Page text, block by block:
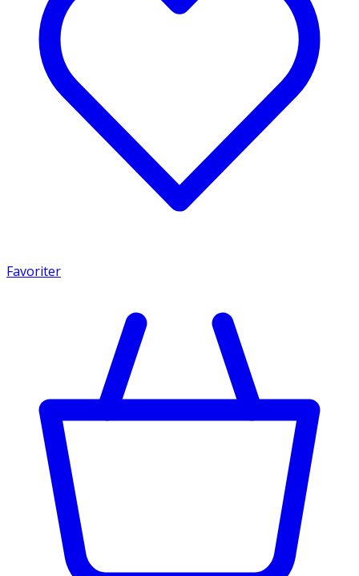
Favoriter